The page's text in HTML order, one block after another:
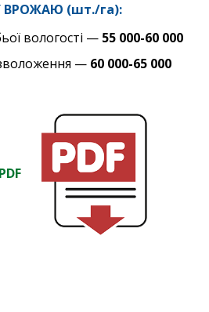
ВРОЖАЮ (шт./га):
вологості — 55 000-60 000
— 60 000-65 000